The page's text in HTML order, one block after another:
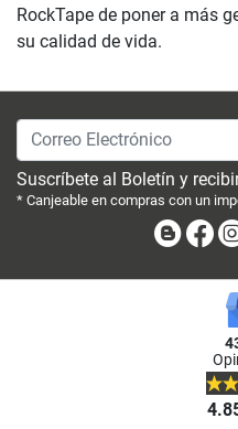
RockTape de poner a más
su calidad de vida.
Correo Electrónico
Suscríbete al Boletín y
* Canjeable en compras con un
Blog